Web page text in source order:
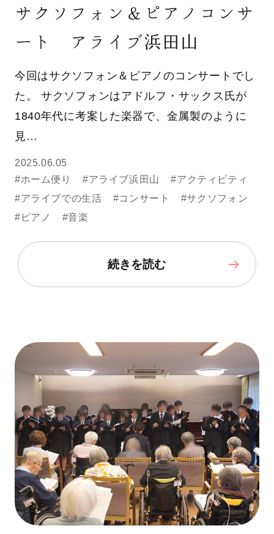
サクソフォン＆ピアノコンサ
ート アライブ浜田山
今回はサクソフォン＆ピアノのコンサートでし
た。 サクソフォンはアドルフ・サックス氏が
1840年代に考案した楽器で、金属製のように
見…
2025.06.05
#ホーム便り
#アライブ浜田山
#アクティビティ
#アライブでの生活
#コンサート
#サクソフォン
#ピアノ
#音楽
続きを読む